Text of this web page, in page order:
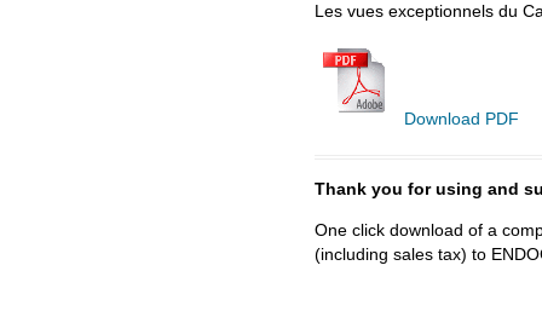
Les vues exceptionnels du
Download PDF
Thank you for using and
One click download of a
(including sales tax) to